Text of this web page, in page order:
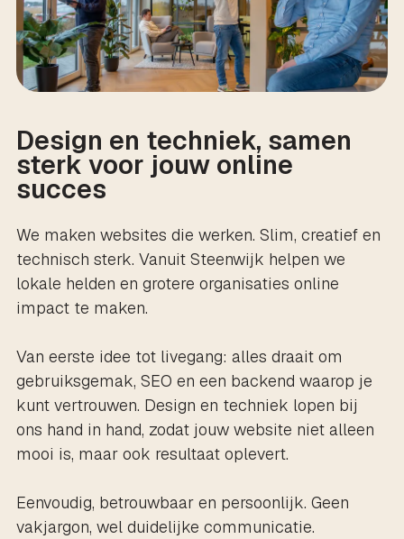
Design en techniek, samen
sterk voor jouw online
succes
We maken websites die werken. Slim, creatief en
technisch sterk. Vanuit Steenwijk helpen we
lokale helden en grotere organisaties online
impact te maken.
Van eerste idee tot livegang: alles draait om
gebruiksgemak, SEO en een backend waarop je
kunt vertrouwen. Design en techniek lopen bij
ons hand in hand, zodat jouw website niet alleen
mooi is, maar ook resultaat oplevert.
Eenvoudig, betrouwbaar en persoonlijk. Geen
vakjargon, wel duidelijke communicatie.